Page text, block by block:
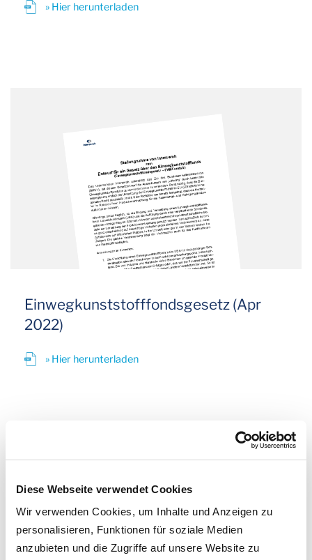
Diese Webseite verwendet Cookies
Wir verwenden Cookies, um Inhalte und Anzeigen zu
personalisieren, Funktionen für soziale Medien
anzubieten und die Zugriffe auf unsere Website zu
» Hier herunterladen
Einwegkunststofffondsgesetz (Apr
2022)
» Hier herunterladen
Recycling und Sortierung
Hightech für hochwertige
Recyclingkunststoffe